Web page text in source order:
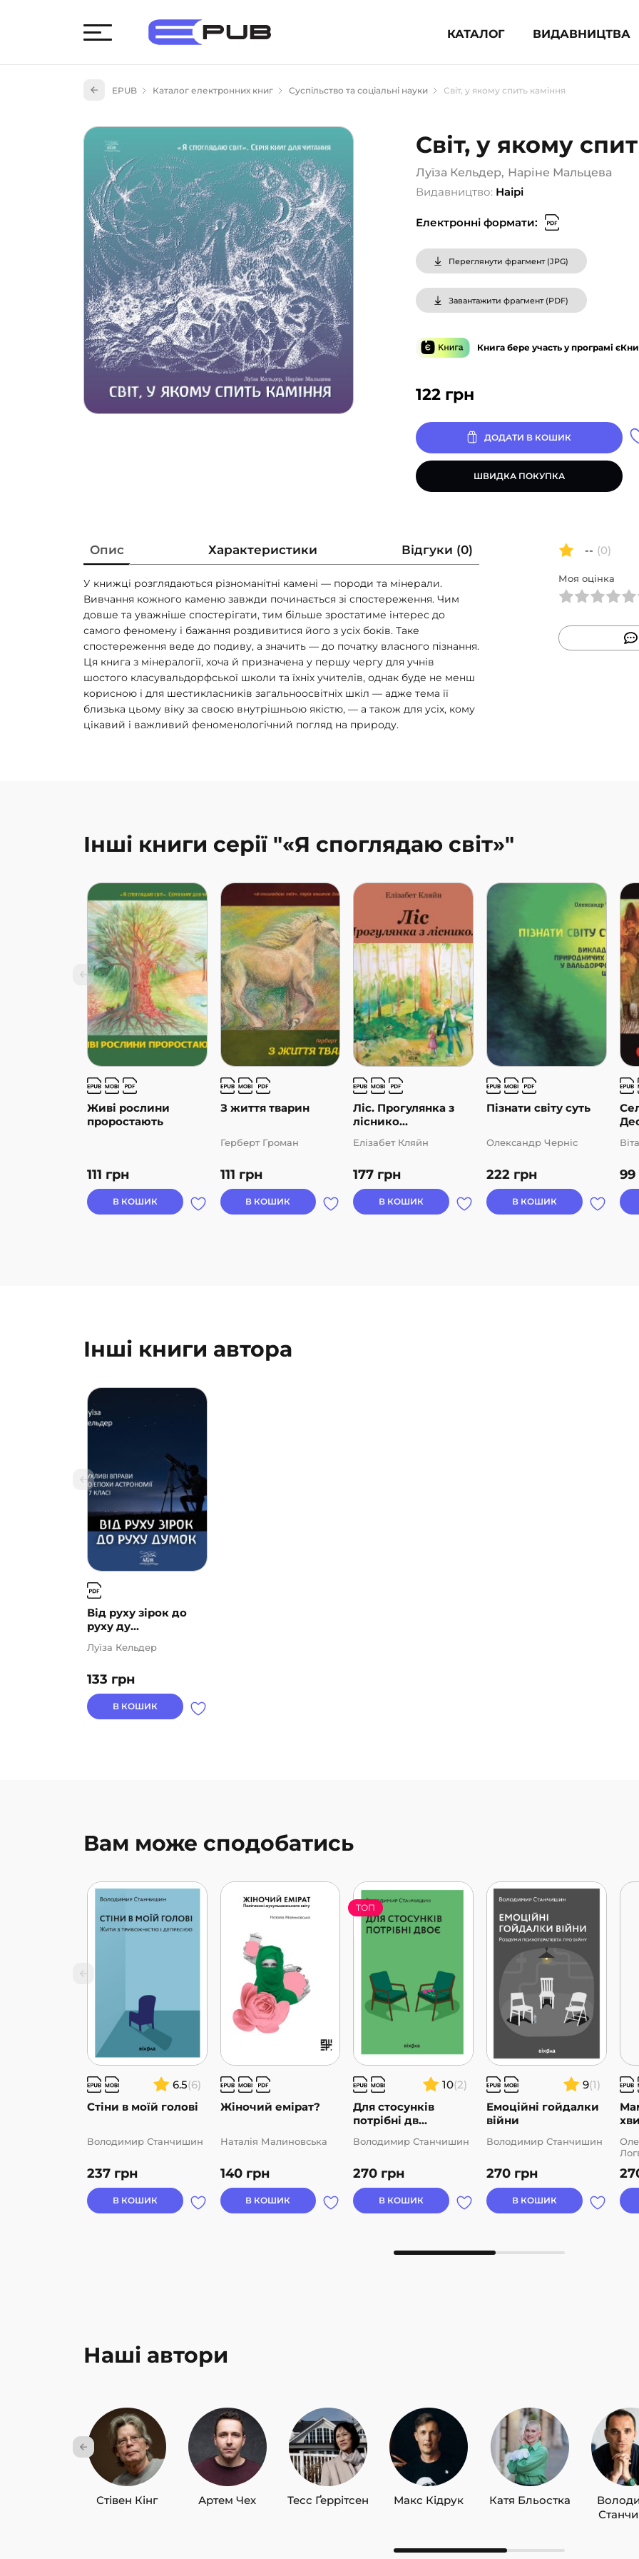
КАТАЛОГ ВИДАВНИЦТВА
Художня література (1854)
Книги для підлітків (240)
Науково-популярна література (1015)
Навчальна література та посібники
(527)
Енциклопедії, довідники, словники
(55)
Подарункові сертифікати (1)
EPUB Каталог електронних книг Суспільство та соціальні науки Світ, у якому спить каміння
Світ, у якому
Луїза Кельдер, Наріне Мальцева
Видавництво: Наірі
Електронні формати:
122 грн
Переглянути фрагмент (JPG)
Завантажити фрагмент (PDF)
Книга бере участь у програмі
ДОДАТИ В КОШИК
ШВИДКА ПОКУПКА
Опис Характеристики Відгуки (0)
У книжці розглядаються різноманітні камені — породи та мінерали.
Вивчання кожного каменю завжди починається зі спостереження. Чим
довше та уважніше спостерігати, тим більше зростатиме інтерес до
самого феномену і бажання роздивитися його з усіх боків. Таке
спостереження веде до подиву, а значить — до початку власного пізнання.
Ця книга з мінералогії, хоча й призначена у першу чергу для учнів
шостого класувальдорфської школи та їхніх учителів, однак буде не менш
корисною і для шестикласників загальноосвітніх шкіл — адже тема її
близька цьому віку за своєю внутрішньою якістю, — а також для усіх, кому
цікавий і важливий феноменологічний погляд на природу.
-- (0)
Моя оцінка
Інші книги серії "«Я споглядаю світ»"
Живі рослини
проростають
111 грн
В КОШИК
З життя тварин
111 грн
Герберт Громан
В КОШИК
Ліс. Прогулянка з
ліснико...
177 грн
Елізабет Кляйн
В КОШИК
Пізнати світу суть
222 грн
Олександр Черніс
В КОШИК
99
Інші книги автора
Від руху зірок до
руху ду...
133 грн
Луїза Кельдер
В КОШИК
Вам може сподобатись
6.5(6)
Стіни в моїй голові
237 грн
Володимир Станчишин
В КОШИК
Жіночий емірат?
140 грн
Наталія Малиновська
В КОШИК
10(2)
Для стосунків
потрібні дв...
ТОП
270 грн
Володимир Станчишин
В КОШИК
9(1)
Емоційні гойдалки
війни
270 грн
Володимир Станчишин
В КОШИК
Наші автори
Стівен Кінг Артем Чех Тесс Ґеррітсен Макс Кідрук Катя Бльостка